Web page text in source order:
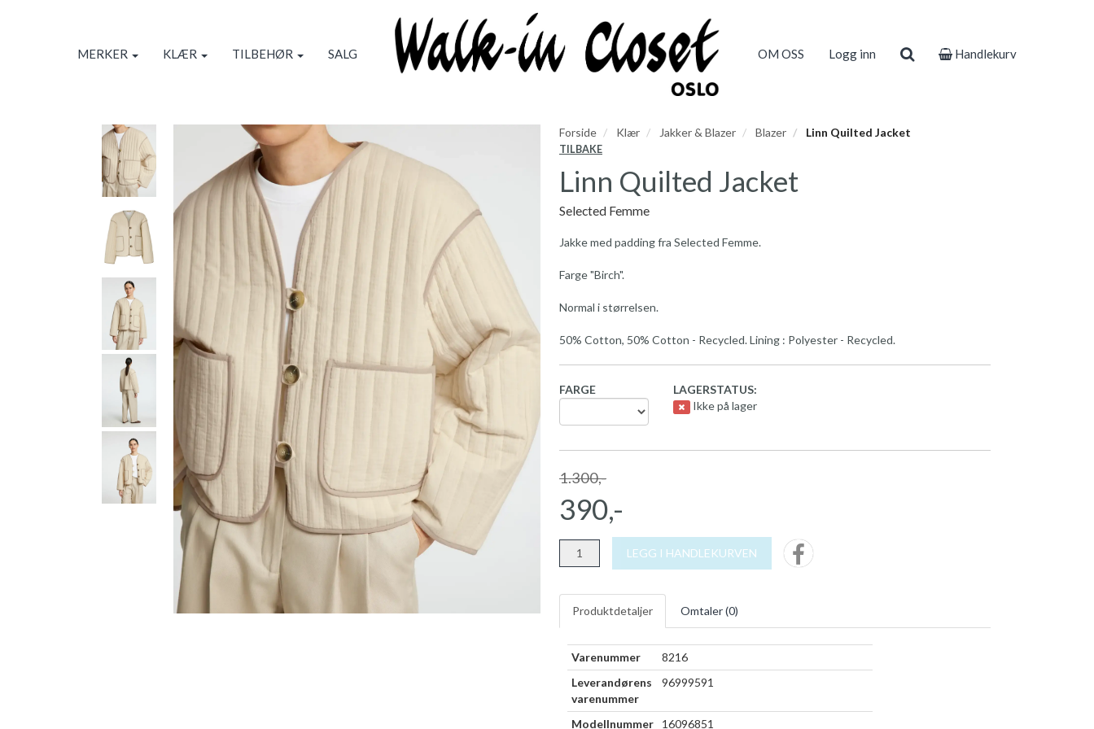
MERKER KLÆR TILBEHØR SALG OM OSS Logg inn Handlekurv
Forside Klær Jakker & Blazer Blazer Linn Quilted Jacket
TILBAKE
Linn Quilted Jacket
Selected Femme
Jakke med padding fra Selected Femme.
Farge "Birch".
Normal i størrelsen.
50% Cotton, 50% Cotton - Recycled. Lining : Polyester - Recycled.
FARGE
LAGERSTATUS:
Ikke på lager
1.300,-
390,-
LEGG I HANDLEKURVEN
Produktdetaljer Omtaler (0)
Varenummer
8216
Leverandørens
varenummer
96999591
Modellnummer 16096851